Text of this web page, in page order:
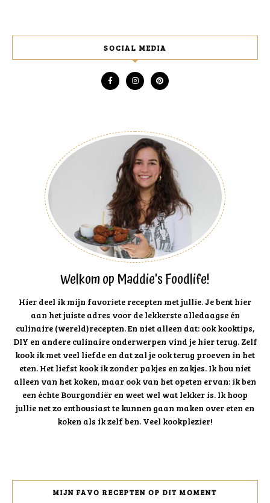
SOCIAL MEDIA
Welkom op Maddie's Foodlife!
Hier deel ik mijn favoriete recepten met jullie. Je bent hier
aan het juiste adres voor de lekkerste alledaagse én
culinaire (wereld)recepten. En niet alleen dat: ook kooktips,
DIY en andere culinaire onderwerpen vind je hier terug. Zelf
kook ik met veel liefde en dat zal je ook terug proeven in het
eten. Het liefst kook ik zonder pakjes en zakjes. Ik hou niet
alleen van het koken, maar ook van het opeten ervan: ik ben
een échte Bourgondiër en weet wel wat lekker is. Ik hoop
jullie net zo enthousiast te kunnen gaan maken over eten en
koken als ik zelf ben. Veel kookplezier!
MIJN FAVO RECEPTEN OP DIT MOMENT